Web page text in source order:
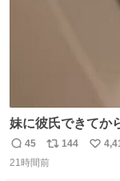
妹に彼氏できてか
返
信
45
リ
ポ
144
い
21時間前